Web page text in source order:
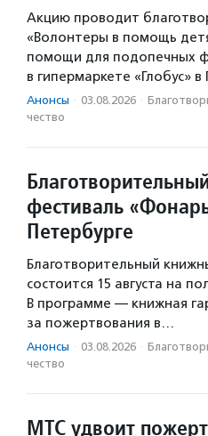
Акцию проводит
«Волонтеры в помощь
помощи для подопечных
в гипермаркете «Глобус»
Анонсы · 03.08.2026 ·
чест­во
фестиваль
Петербурге
Благотворительный
состоится 15 августа на
В программе — книжная
за пожертвования в…
Анонсы · 03.08.2026 ·
чест­во
МТС удвоит